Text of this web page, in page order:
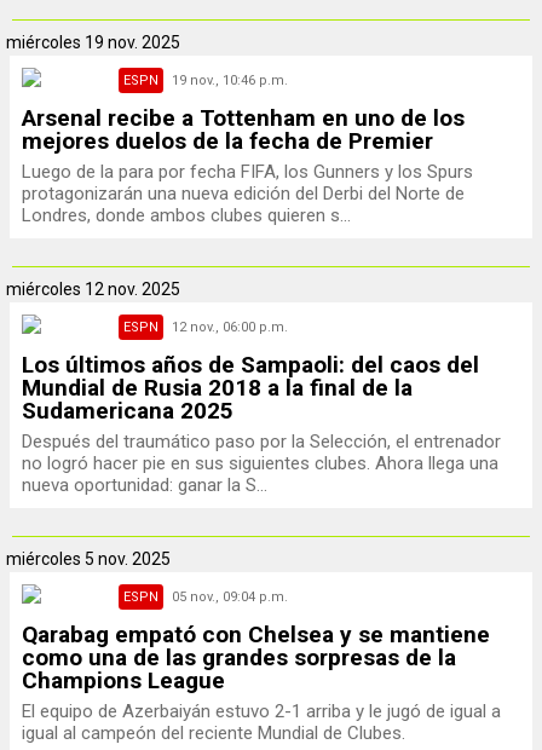
miércoles 19 nov. 2025
ESPN 19 nov., 10:46 p.m.
Arsenal recibe a Tottenham en uno de los
mejores duelos de la fecha de Premier
Luego de la para por fecha FIFA, los Gunners y los Spurs
protagonizarán una nueva edición del Derbi del Norte de
Londres, donde ambos clubes quieren s...
miércoles 12 nov. 2025
ESPN 12 nov., 06:00 p.m.
Los últimos años de Sampaoli: del caos del
Mundial de Rusia 2018 a la final de la
Sudamericana 2025
Después del traumático paso por la Selección, el entrenador
no logró hacer pie en sus siguientes clubes. Ahora llega una
nueva oportunidad: ganar la S...
miércoles 5 nov. 2025
ESPN 05 nov., 09:04 p.m.
Qarabag empató con Chelsea y se mantiene
como una de las grandes sorpresas de la
Champions League
El equipo de Azerbaiyán estuvo 2-1 arriba y le jugó de igual a
igual al campeón del reciente Mundial de Clubes.